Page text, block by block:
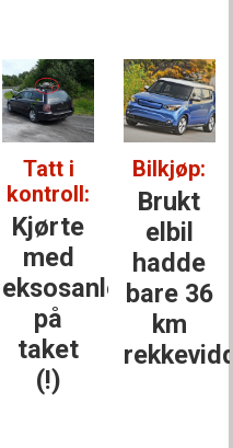
Tatt i
kontroll:
Kjørte
med
eksosanlegget
på
taket
(!)
Bilkjøp:
Brukt
elbil
hadde
bare 36
km